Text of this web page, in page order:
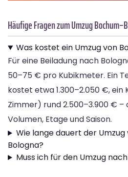
Häufige Fragen zum Umzug
Was kostet ein Umzug von
Für eine Beiladung nach
50–75 € pro Kubikmeter. Ein
kostet etwa 1.300–2.050 €,
Zimmer) rund 2.500–3.900 € –
Volumen, Etage und Saison.
Wie lange dauert der
Bologna?
Muss ich für den Umzug